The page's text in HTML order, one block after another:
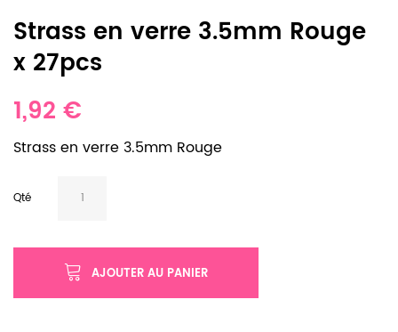
Strass en verre 3.5mm Rouge
x 27pcs
1,92 €
Strass en verre 3.5mm Rouge
Qté
AJOUTER AU PANIER